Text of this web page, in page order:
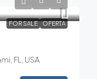
FOR SALE OFERTA
FL, USA